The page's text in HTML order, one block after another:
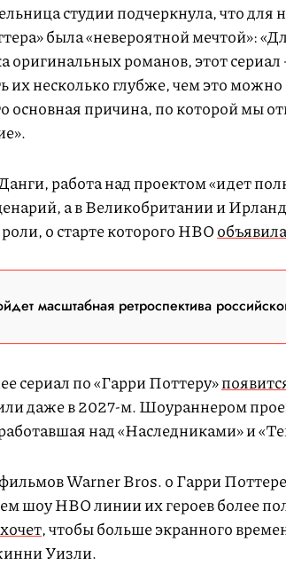
студии подчеркнула, что для
была «невероятной мечтой»:
оригинальных романов, этот
их несколько глубже, чем это можно
основная причина, по которой мы
работа над проектом «идет
а в Великобритании и
о старте которого HBOобъявила
масштабная ретроспектива
сериал по «Гарри Поттеру»
даже в 2027-м. Шоураннером
над «Наследниками» и
Warner Bros. о Гарри
шоу HBO линии их героев более
хочет, чтобы больше экранного
Уизли.